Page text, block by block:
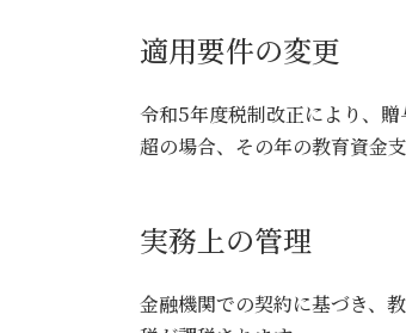
適用要件の変更
令和5年度税制改正により、
超の場合、その年の教育資金
実務上の管理
金融機関での契約に基づき、